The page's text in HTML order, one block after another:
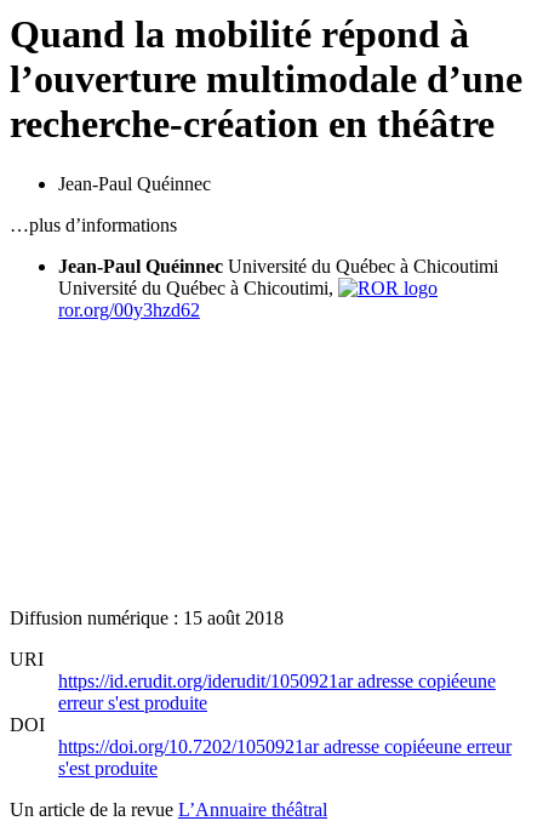
Quand la mobilité répond à
l’ouverture multimodale d’une
recherche-création en théâtre
Jean-Paul Quéinnec
…plus d’informations
Jean-Paul Quéinnec Université du Québec à Chicoutimi
Université du Québec à Chicoutimi,
ror.org/00y3hzd62
Diffusion numérique : 15 août 2018
URI
https://id.erudit.org/iderudit/1050921aradresse copiéeune
erreur s'est produite
DOI
https://doi.org/10.7202/1050921aradresse copiéeune erreur
s'est produite
Un article de la revue L’Annuaire théâtral